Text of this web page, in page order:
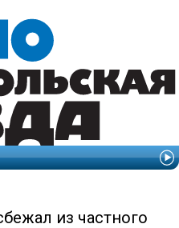
из частного